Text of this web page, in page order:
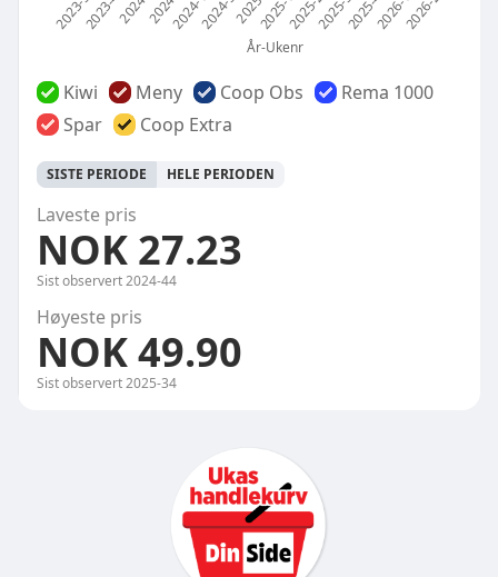
Kiwi Meny Coop Obs
Rema 1000
Spar
Coop Extra
SISTE PERIODE HELE PERIODEN
Laveste pris
NOK 27.23
Sist observert2024-44
Høyeste pris
NOK 49.90
Sist observert2025-34